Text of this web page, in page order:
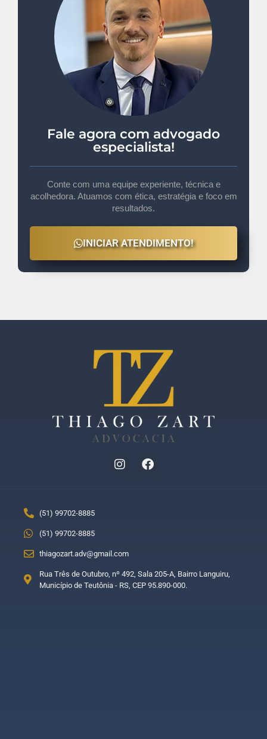
Fale agora com advogado
especialista!
Conte com uma equipe experiente, técnica e
acolhedora. Atuamos com ética, estratégia e foco em
resultados.
INICIAR ATENDIMENTO!
(51) 99702-8885
(51) 99702-8885
thiagozart.adv@gmail.com
Rua Três de Outubro, nº 492, Sala 205-A, Bairro Languiru,
Município de Teutônia - RS, CEP 95.890-000.